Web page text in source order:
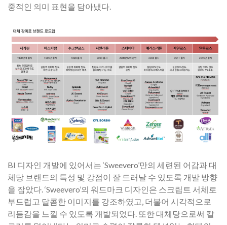
중적인 의미 표현을 담아냈다.
​BI 디자인 개발에 있어서는 ‘Sweevero’만의 세련된 어감과 대
체당 브랜드의 특성 및 강점이 잘 드러날 수 있도록 개발 방향
을 잡았다. ‘Sweevero’의 워드마크 디자인은 스크립트 서체로
부드럽고 달콤한 이미지를 강조하였고, 더불어 시각적으로
리듬감을 느낄 수 있도록 개발되었다. 또한 대체당으로써 칼